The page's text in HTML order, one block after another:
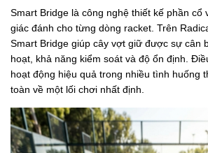
Smart Bridge là công nghệ thiết kế phần cổ
giác đánh cho từng dòng racket. Trên
Smart Bridge giúp cây vợt giữ được sự cân
hoạt, khả năng kiểm soát và độ ổn định.
hoạt động hiệu quả trong nhiều tình huống
toàn về một lối chơi nhất định.